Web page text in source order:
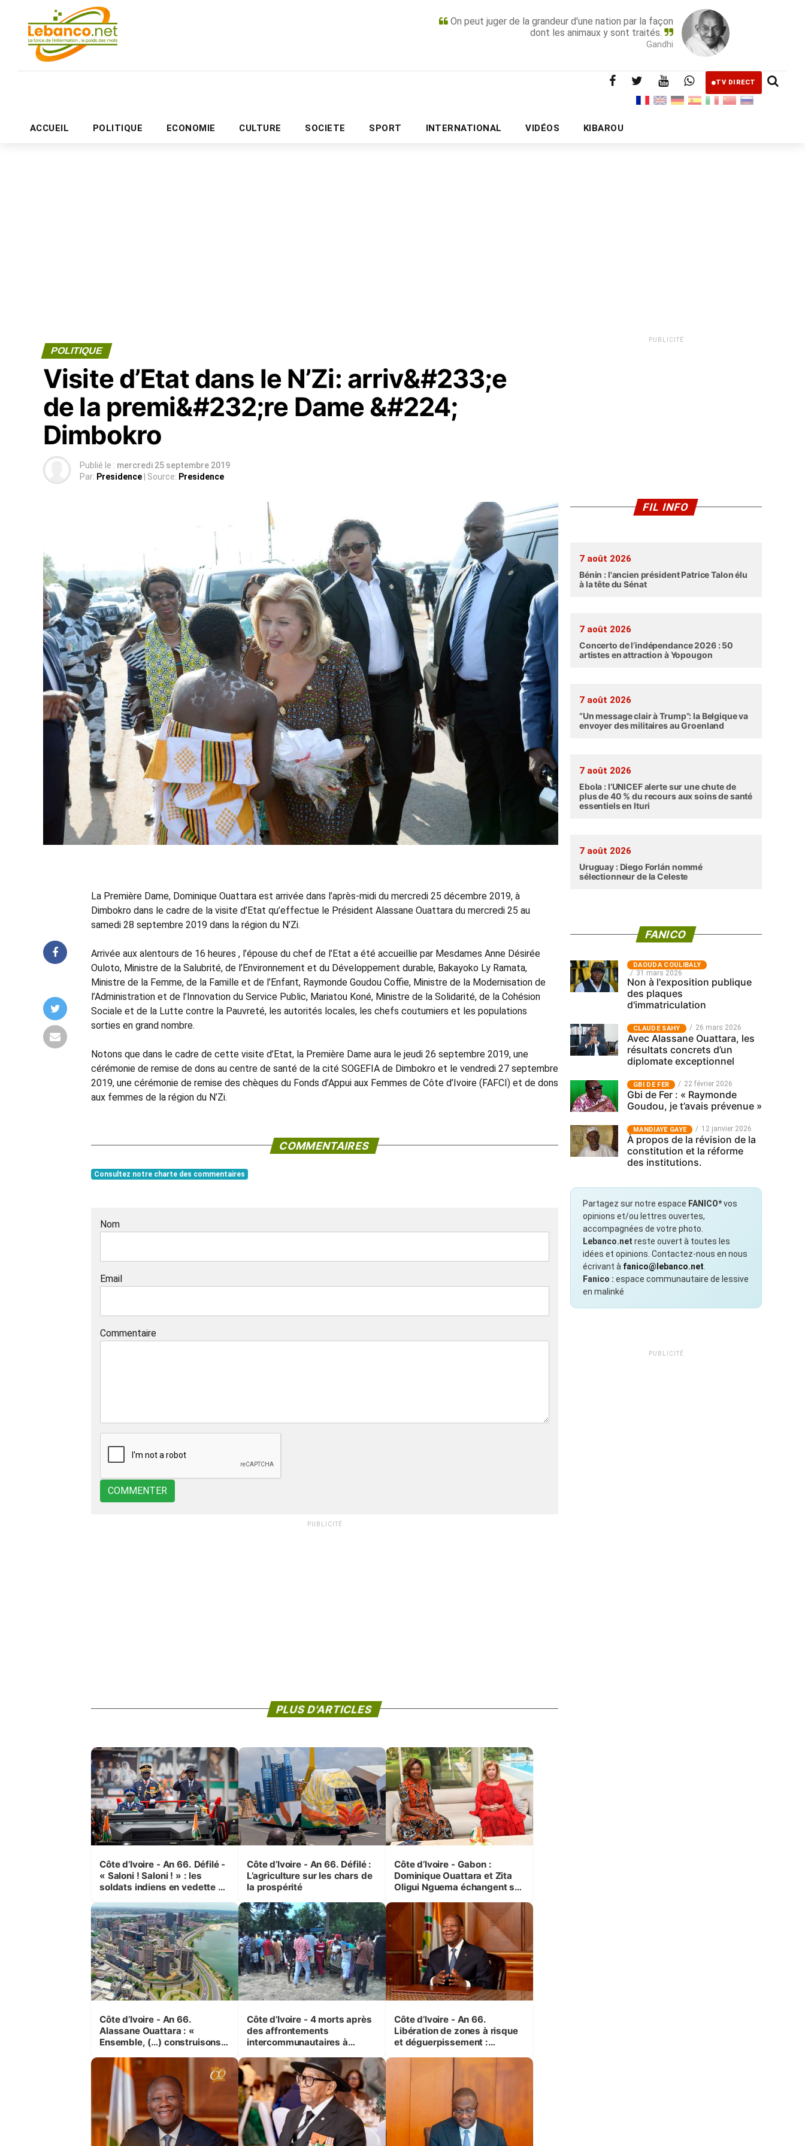
On peut juger de la grandeur d'une nation par la façon
dont les animaux y sont traités.
Gandhi
TV DIRECT
ACCUEIL POLITIQUE ECONOMIE CULTURE SOCIETE SPORT INTERNATIONAL VIDÉOS KIBAROU
PUBLICITÉ
POLITIQUE
Visite d’Etat dans le N’Zi: arriv&#233;e
de la premi&#232;re Dame &#224;
Dimbokro
Publié le : mercredi 25 septembre 2019
Par: Presidence | Source: Presidence
La Première Dame, Dominique Ouattara est arrivée dans l’après-midi du mercredi 25 décembre 2019, à
Dimbokro dans le cadre de la visite d’Etat qu’effectue le Président Alassane Ouattara du mercredi 25 au
samedi 28 septembre 2019 dans la région du N’Zi.
Arrivée aux alentours de 16 heures , l’épouse du chef de l’Etat a été accueillie par Mesdames Anne Désirée
Ouloto, Ministre de la Salubrité, de l’Environnement et du Développement durable, Bakayoko Ly Ramata,
Ministre de la Femme, de la Famille et de l’Enfant, Raymonde Goudou Coffie, Ministre de la Modernisation de
l’Administration et de l’Innovation du Service Public, Mariatou Koné, Ministre de la Solidarité, de la Cohésion
Sociale et de la Lutte contre la Pauvreté, les autorités locales, les chefs coutumiers et les populations
sorties en grand nombre.
Notons que dans le cadre de cette visite d’Etat, la Première Dame aura le jeudi 26 septembre 2019, une
cérémonie de remise de dons au centre de santé de la cité SOGEFIA de Dimbokro et le vendredi 27 septembre
2019, une cérémonie de remise des chèques du Fonds d’Appui aux Femmes de Côte d’Ivoire (FAFCI) et de dons
aux femmes de la région du N’Zi.
COMMENTAIRES
Consultez notre charte des commentaires
Nom
Email
Commentaire
COMMENTER
PUBLICITÉ
PLUS D'ARTICLES
Côte d’Ivoire - An 66. Défilé -
« Saloni ! Saloni ! » : les
soldats indiens en vedette à
Côte d’Ivoire - An 66. Défilé :
L’agriculture sur les chars de
la prospérité
Côte d’Ivoire - Gabon :
Dominique Ouattara et Zita
Oligui Nguema échangent sur
femmes et des enfants
Côte d’Ivoire - An 66.
Alassane Ouattara : «
Ensemble, (…) construisons
mêmes et pour les
générations futures »
Côte d’Ivoire - 4 morts après
des affrontements
intercommunautaires à
correspondant au milieu des
sinistrés
Côte d’Ivoire - An 66.
Libération de zones à risque
et déguerpissement :
respect de l'Etat de droit pour
préserver les vies humaines
PUBLICITÉ
FIL INFO
7 août 2026
Bénin : l'ancien président Patrice Talon élu
à la tête du Sénat
7 août 2026
Concerto de l’indépendance 2026 : 50
artistes en attraction à Yopougon
7 août 2026
“Un message clair à Trump”: la Belgique va
envoyer des militaires au Groenland
7 août 2026
Ebola : l’UNICEF alerte sur une chute de
plus de 40 % du recours aux soins de santé
essentiels en Ituri
7 août 2026
Uruguay : Diego Forlán nommé
sélectionneur de la Celeste
FANICO
‎DAOUDA COULIBALY
31 mars 2026
Non à l'exposition publique
des plaques
d'immatriculation
CLAUDE SAHY 26 mars 2026
Avec Alassane Ouattara, les
résultats concrets d’un
diplomate exceptionnel
GBI DE FER 22 février 2026
Gbi de Fer : « Raymonde
Goudou, je t’avais prévenue »
MANDIAYE GAYE 12 janvier 2026
À propos de la révision de la
constitution et la réforme
des institutions.
Partagez sur notre espace FANICO*vos
opinions et/ou lettres ouvertes,
accompagnées de votre photo.
Lebanco.net reste ouvert à toutes les
idées et opinions. Contactez-nous en nous
écrivant à fanico@lebanco.net
Fanico : espace communautaire de lessive
en malinké
PUBLICITÉ